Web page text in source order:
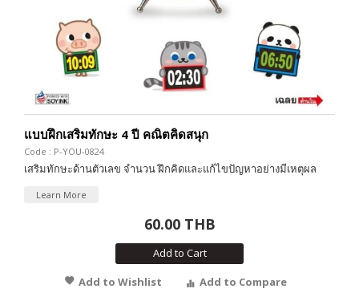
แบบฝึกเสริมทักษะ 4 ปี คณิตคิดสนุก
Code : P-YOU-0824
เสริมทักษะด้านตัวเลข จำนวน ฝึกคิดและแก้ไขปัญหาอย่างมีเหตุผล
Learn More
60.00 THB
Add to Cart
Add to Wishlist
Add to Compare